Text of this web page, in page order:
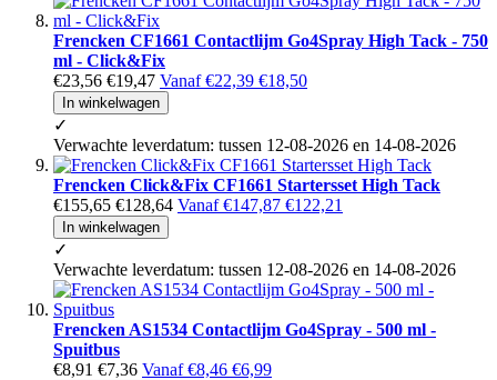
Frencken CF1661 Contactlijm Go4Spray High Tack - 750
ml - Click&Fix
€23,56 €19,47 Vanaf €22,39 €18,50
In winkelwagen
✓
Verwachte leverdatum: tussen 12-08-2026 en 14-08-2026
Frencken Click&Fix CF1661 Startersset High Tack
€155,65 €128,64 Vanaf €147,87 €122,21
In winkelwagen
✓
Verwachte leverdatum: tussen 12-08-2026 en 14-08-2026
Frencken AS1534 Contactlijm Go4Spray - 500 ml -
Spuitbus
€8,91 €7,36 Vanaf €8,46 €6,99